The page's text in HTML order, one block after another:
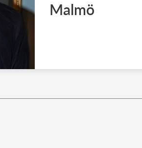
Malmö